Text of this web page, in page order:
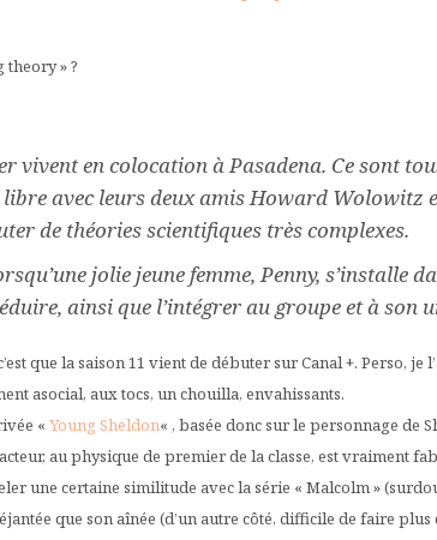
theory » ?
vivent en colocation à Pasadena. Ce sont
avec leurs deux amis Howard Wolowitz
de théories scientifiques très complexes.
jolie jeune femme, Penny, s’installe
ainsi que l’intégrer au groupe et à son
que la saison 11 vient de débuter sur Canal +. Perso,
asocial​, aux tocs, un chouilla, envahissants.
« Young Sheldon« , basée donc sur le personnage de
au physique de premier de la classe, est vraiment
une certaine similitude avec la série « Malcolm »
que son aînée (d’un autre côté, difficile de faire plus